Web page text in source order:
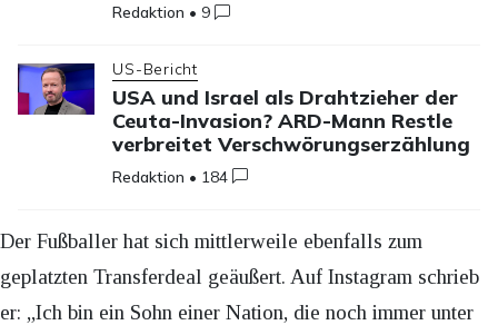
Redaktion • 9
US-Bericht
USA und Israel als Drahtzieher der
Ceuta-Invasion? ARD-Mann Restle
verbreitet Verschwörungserzählung
Redaktion • 184
Der Fußballer hat sich mittlerweile ebenfalls zum
geplatzten Transferdeal geäußert. Auf Instagram schrieb
er: „Ich bin ein Sohn einer Nation, die noch immer unter